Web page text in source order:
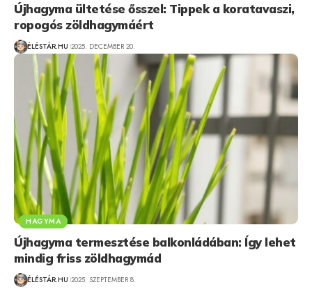
Újhagyma ültetése ősszel: Tippek a koratavaszi,
ropogós zöldhagymáért
ÉLÉSTÁR.HU 2025. DECEMBER 20.
HAGYMA
Újhagyma termesztése balkonládában: Így lehet
mindig friss zöldhagymád
ÉLÉSTÁR.HU 2025. SZEPTEMBER 8.